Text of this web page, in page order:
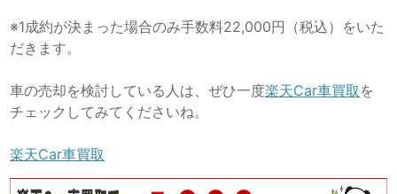
※1成約が決まった場合のみ手数料22,000円（税込）をいた
だきます。
車の売却を検討している人は、ぜひ一度楽天Car車買取 を
チェックしてみてくださいね。
楽天Car車買取